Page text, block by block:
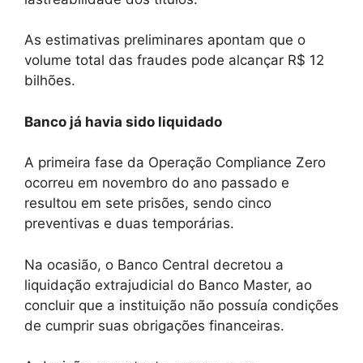
As estimativas preliminares apontam que o
volume total das fraudes pode alcançar R$ 12
bilhões.
Banco já havia sido liquidado
A primeira fase da Operação Compliance Zero
ocorreu em novembro do ano passado e
resultou em sete prisões, sendo cinco
preventivas e duas temporárias.
Na ocasião, o Banco Central decretou a
liquidação extrajudicial do Banco Master, ao
concluir que a instituição não possuía condições
de cumprir suas obrigações financeiras.